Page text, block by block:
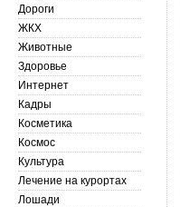
Дороги
ЖКХ
Животные
Здоровье
Интернет
Кадры
Косметика
Космос
Культура
Лечение на курортах
Лошади